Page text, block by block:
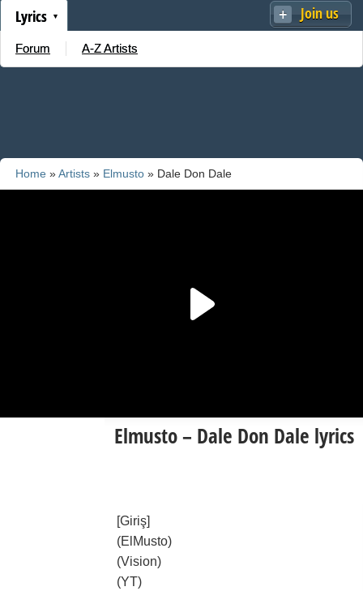
Join us
Lyrics
Forum A-Z Artists
Home »Artists » Elmusto » Dale Don Dale
Elmusto – Dale Don Dale lyrics
[Giriş]
(ElMusto)
(Vision)
(YT)